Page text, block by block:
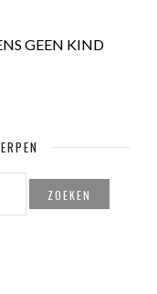
GEEN KIND